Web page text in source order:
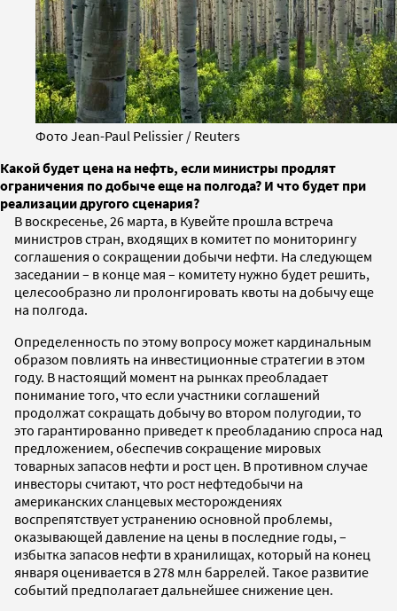
Фото Jean-Paul Pelissier / Reuters
Какой будет цена на нефть, если министры продлят
ограничения по добыче еще на полгода? И что будет при
реализации другого сценария?
В воскресенье, 26 марта, в Кувейте прошла встреча
министров стран, входящих в комитет по мониторингу
соглашения о сокращении добычи нефти. На следующем
заседании – в конце мая – комитету нужно будет решить,
целесообразно ли пролонгировать квоты на добычу еще
на полгода.
Определенность по этому вопросу может кардинальным
образом повлиять на инвестиционные стратегии в этом
году. В настоящий момент на рынках преобладает
понимание того, что если участники соглашений
продолжат сокращать добычу во втором полугодии, то
это гарантированно приведет к преобладанию спроса над
предложением, обеспечив сокращение мировых
товарных запасов нефти и рост цен. В противном случае
инвесторы считают, что рост нефтедобычи на
американских сланцевых месторождениях
воспрепятствует устранению основной проблемы,
оказывающей давление на цены в последние годы, –
избытка запасов нефти в хранилищах, который на конец
января оценивается в 278 млн баррелей. Такое развитие
событий предполагает дальнейшее снижение цен.